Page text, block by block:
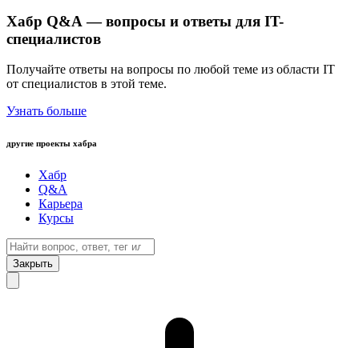
Хабр Q&A — вопросы и ответы для IT-
специалистов
Получайте ответы на вопросы по любой теме из области IT
от специалистов в этой теме.
Узнать больше
другие проекты хабра
Хабр
Q&A
Карьера
Курсы
Закрыть